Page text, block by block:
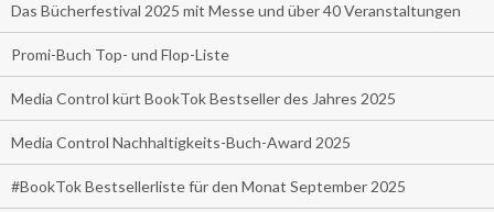
Das Bücherfestival 2025 mit Messe und über 40 Veranstaltungen
Promi-Buch Top- und Flop-Liste
Media Control kürt BookTok Bestseller des Jahres 2025
Media Control Nachhaltigkeits-Buch-Award 2025
#BookTok Bestsellerliste für den Monat September 2025